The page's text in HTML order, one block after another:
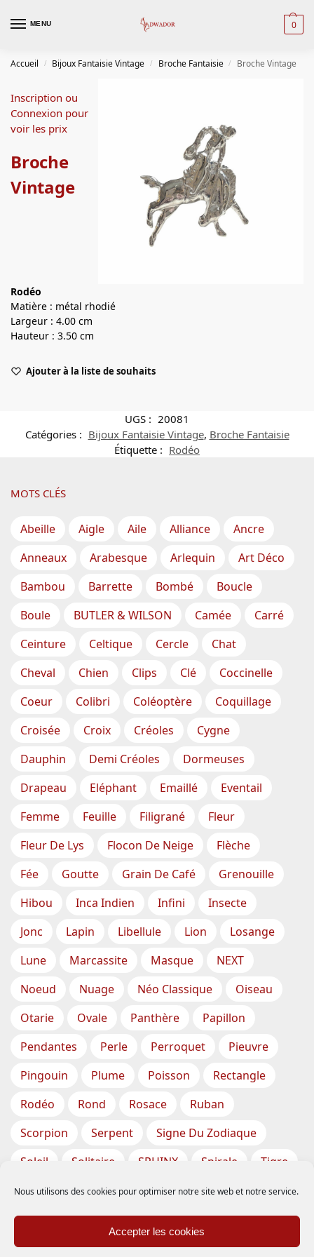
Nous utilisons des cookies pour optimiser notre site web et notre service.
Accepter les cookies
MENU 0
Accueil / Bijoux Fantaisie Vintage / Broche Fantaisie / Broche Vintage
Inscription ou
Connexion pour
voir les prix
Broche
Vintage
Rodéo
Matière : métal rhodié
Largeur : 4.00 cm
Hauteur : 3.50 cm
Ajouter à la liste de souhaits
UGS : 20081
Catégories : Bijoux Fantaisie Vintage, Broche Fantaisie
Étiquette : Rodéo
MOTS CLÉS
Abeille Aigle Aile Alliance
Ancre
Anneaux
Arabesque Arlequin
Art Déco
Bambou
Barrette Bombé
Boucle
Boule
BUTLER & WILSON Camée
Carré
Ceinture
Celtique Cercle
Chat
Cheval
Chien Clips Clé
Coccinelle
Coeur
Colibri Coléoptère
Coquillage
Croisée
Croix Créoles
Cygne
Dauphin
Demi Créoles
Dormeuses
Drapeau
Eléphant Emaillé
Eventail
Femme
Feuille Filigrané
Fleur
Fleur De Lys
Flocon De Neige
Flèche
Fée
Goutte Grain De Café
Grenouille
Hibou
Inca Indien Infini
Insecte
Jonc
Lapin Libellule Lion
Losange
Lune
Marcassite Masque
NEXT
Noeud
Nuage Néo Classique
Oiseau
Otarie
Ovale Panthère
Papillon
Pendantes
Perle Perroquet
Pieuvre
Pingouin
Plume Poisson
Rectangle
Rodéo
Rond Rosace
Ruban
Scorpion
Serpent
Signe Du Zodiaque
Soleil
Solitaire SPHINX Spirale
Tigre
Torsade
Tortue Train
Tresse
Triangle
Trèfle Tête Vase
Étoile
Étoiles De Mer